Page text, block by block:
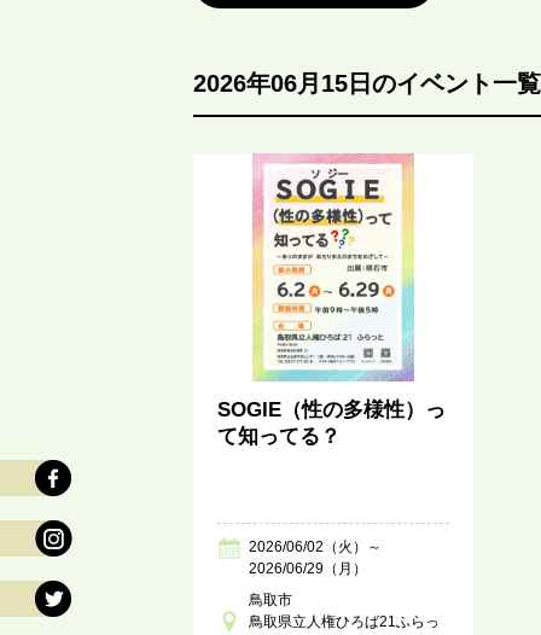
2026年06月15日のイベント一覧
SOGIE（性の多様性）っ
て知ってる？
2026/06/02（火）～
2026/06/29（月）
鳥取市
鳥取県立人権ひろば21ふらっ